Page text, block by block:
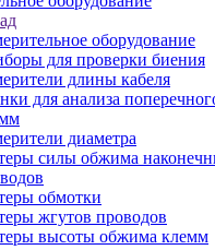
оборудование
для проверки биения
длины кабеля
для анализа
диаметра
силы обжима
обмотки
жгутов проводов
высоты обжима клемм